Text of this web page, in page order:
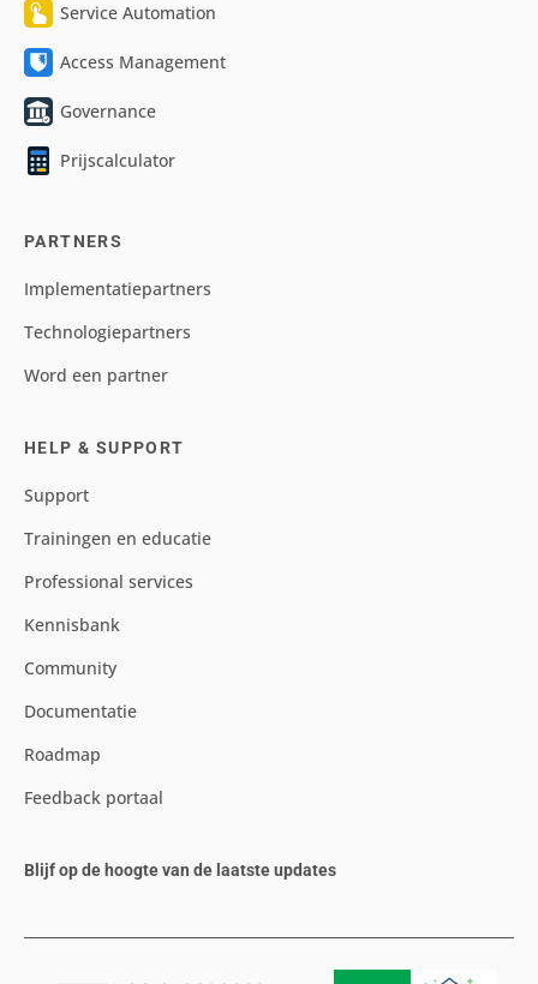
Service Automation
Access Management
Governance
Prijscalculator
PARTNERS
Implementatiepartners
Technologiepartners
Word een partner
HELP & SUPPORT
Support
Trainingen en educatie
Professional services
Kennisbank
Community
Documentatie
Roadmap
Feedback portaal
Blijf op de hoogte van de laatste updates